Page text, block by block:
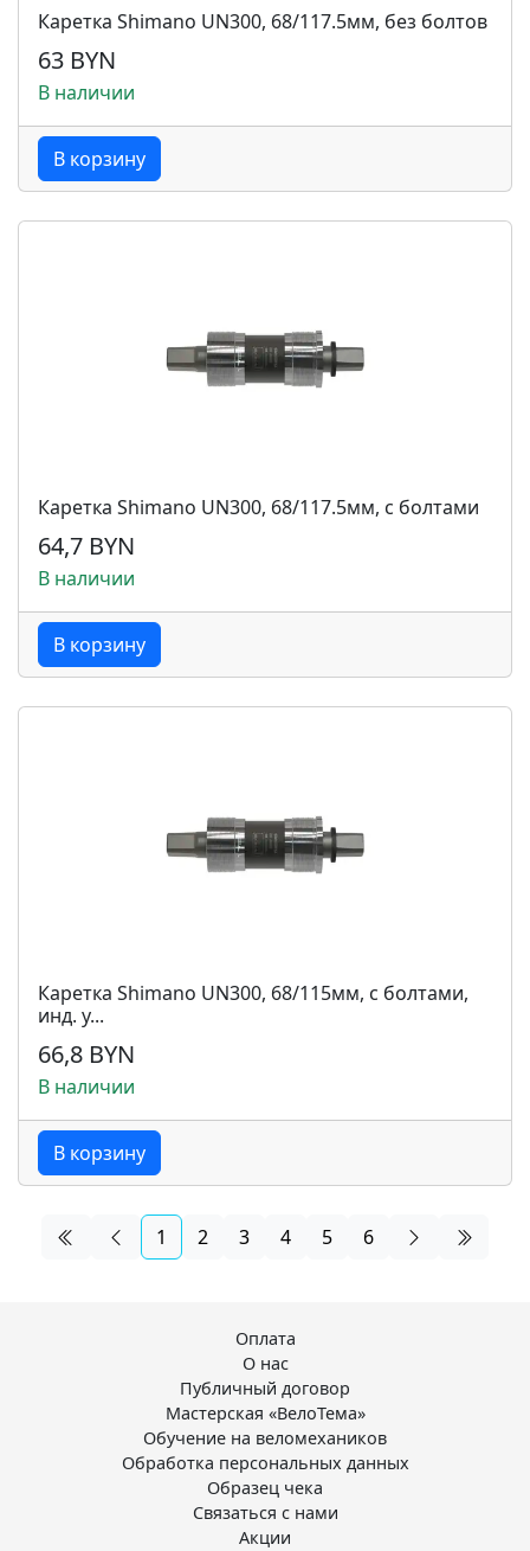
Каретка Shimano UN300, 68/117.5мм, без болтов
63 BYN
В наличии
В корзину
Каретка Shimano UN300, 68/117.5мм, с болтами
64,7 BYN
В наличии
В корзину
Каретка Shimano UN300, 68/115мм, с болтами,
инд. у...
66,8 BYN
В наличии
В корзину
1 2 3 4 5 6
Оплата
О нас
Публичный договор
Мастерская «ВелоТема»
Обучение на веломехаников
Обработка персональных данных
Образец чека
Связаться с нами
Акции